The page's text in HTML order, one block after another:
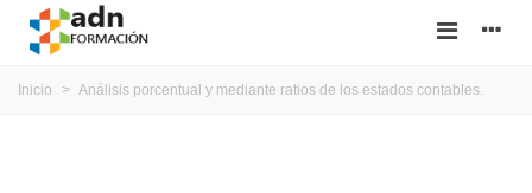
Inicio > Análisis porcentual y mediante ratios de los estados contables.